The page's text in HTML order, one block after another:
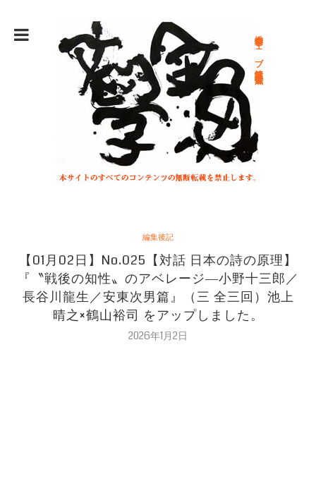
総合文学ウェブ情報誌 文学金魚
編集後記
【01月02日】No.025【対話 日本の詩の原理】
『〝戦後の知性〟のアベレージ―小野十三郎／
長谷川龍生／安東次男篇』（三 全三回）池上
晴之×鶴山裕司 をアップしました。
2026年1月2日